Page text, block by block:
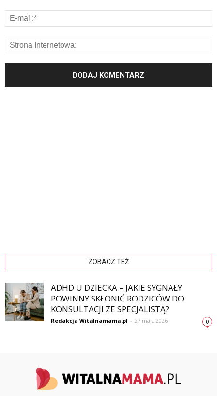
ZOBACZ TEŻ
ADHD U DZIECKA – JAKIE SYGNAŁY
POWINNY SKŁONIĆ RODZICÓW DO
KONSULTACJI ZE SPECJALISTĄ?
Redakcja Witalnamama.pl - 27 maja 2026 0